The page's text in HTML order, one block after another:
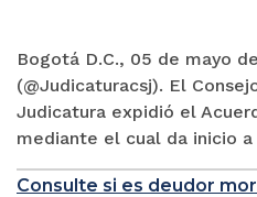
Bogotá D.C., 05 de mayo
(@Judicaturacsj). El
Judicatura expidió el
mediante el cual da inicio a
Consulte si es deudor